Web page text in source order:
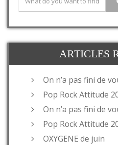
ARTICLES
On n’a pas fini de
Pop Rock Attitude
On n’a pas fini de
Pop Rock Attitude
OXYGENE de juin